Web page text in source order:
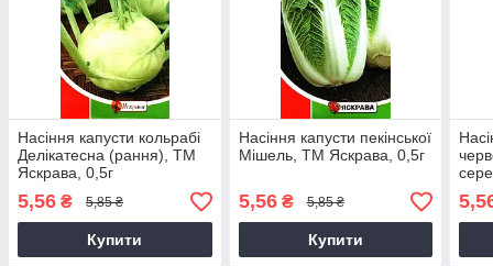
Насіння капусти кольрабі
Делікатесна (рання), ТМ
Яскрава, 0,5г
5,56 ₴ 5,85 ₴
Купити
Насіння капусти пекiнської
Мiшель, ТМ Яскрава, 0,5г
5,56₴ 5,85 ₴
Купити